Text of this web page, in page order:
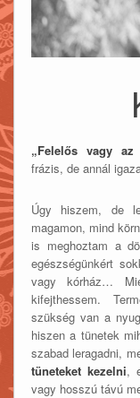
„Felelős vagy az
frázis, de annál
Úgy hiszem, de
magamon, mind
is meghoztam a
egészségünkért
vagy kórház…
kifejthessem.
szükség van a
hiszen a tünetek
szabad leragadni,
tüneteket kezelni,
vagy hosszú távú